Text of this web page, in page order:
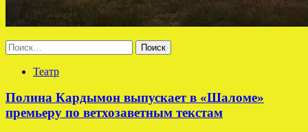
Найти:
Театр
Полина Кардымон выпускает в «Шаломе»
премьеру по ветхозаветным текстам